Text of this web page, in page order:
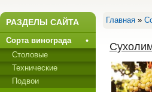
Главная »
РАЗДЕЛЫ САЙТА
Сорта винограда
Столовые
Технические
Подвои